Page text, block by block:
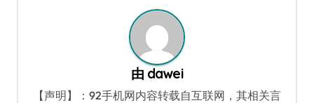
由 dawei
【声明】：92手机网内容转载自互联网，其相关言